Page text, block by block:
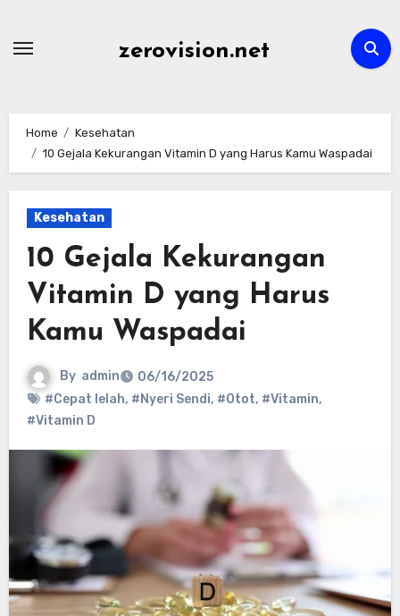
zerovision.net
Home
Kesehatan
10 Gejala Kekurangan Vitamin D yang Harus Kamu Waspadai
Kesehatan
10 Gejala Kekurangan
Vitamin D yang Harus
Kamu Waspadai
By admin
06/16/2025
#Cepat lelah, #Nyeri Sendi, #Otot, #Vitamin,
#Vitamin D